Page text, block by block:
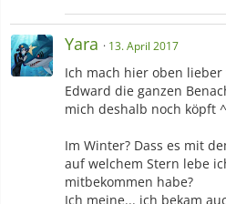
Yara 13. April 2017
Ich mach hier oben
Edward die ganzen
mich deshalb noch köpft
Im Winter? Dass es mit
auf welchem Stern lebe
mitbekommen habe?
Ich meine... ich bekam